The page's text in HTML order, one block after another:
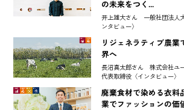
の未来をつく...
井上雄大さん 一般社団法人
ンタビュー〉
リジェネラティブ農業
界へ
長沼真太郎さん 株式会社ユ
代表取締役〈インタビュー〉
廃棄食材で染める衣料
業でファッションの価